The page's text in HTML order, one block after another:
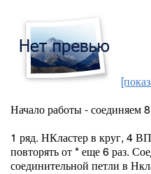
Начало работы - соединяем
1 ряд. НКластер в круг, 4
повторять от * еще 6 раз.
соединительной петли в